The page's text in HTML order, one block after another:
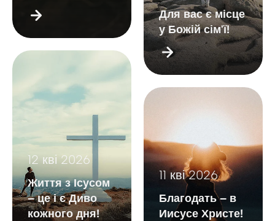
Для вас є місце
у Божій сім'ї!
12 кві 2026
Життя з Ісусом
– це і є Диво
кожного дня!
11 кві 2026
Благодать – в
Иисусе Христе!